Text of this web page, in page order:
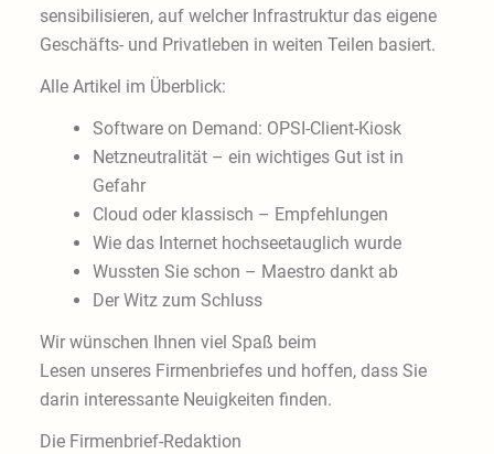
sensibilisieren, auf welcher Infrastruktur das eigene
Geschäfts- und Privatleben in weiten Teilen basiert.
Alle Artikel im Überblick:
Software on Demand: OPSI-Client-Kiosk
Netzneutralität – ein wichtiges Gut ist in
Gefahr
Cloud oder klassisch – Empfehlungen
Wie das Internet hochseetauglich wurde
Wussten Sie schon – Maestro dankt ab
Der Witz zum Schluss
Wir wünschen Ihnen viel Spaß beim
Lesen unseres Firmenbriefes und hoffen, dass Sie
darin interessante Neuigkeiten finden.
Die Firmenbrief-Redaktion